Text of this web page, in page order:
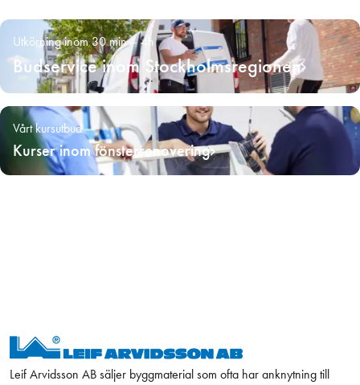
Utkörning inom 30 min – 4h
Budservice inom Stockholmsregionen
Vårt kursutbud
Kurser inom fönsterrenovering
Leif Arvidsson AB säljer byggmaterial som ofta har anknytning till